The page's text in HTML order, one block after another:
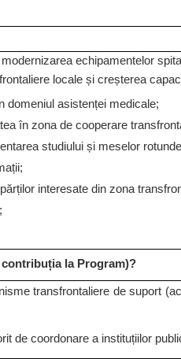
echipamentelor
locale și creșterea
domeniul asistenței medicale;
în zona de cooperare
studiului și meselor
interesate din zona
la Program)?
transfrontaliere de suport
de coordonare a instituțiilor